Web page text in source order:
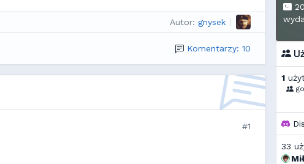
Autor: gnysek
Komentarzy: 10
#1
1
33